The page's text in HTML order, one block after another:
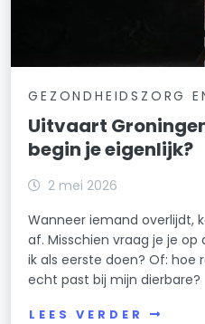
GEZONDHEIDSZORG
Uitvaart
begin je eigenlijk?
2 mei 2026
Wanneer iemand overlijdt,
af. Misschien vraag je je
ik als eerste doen? Of: hoe
echt past bij mijn dierbare?
LEES VERDER